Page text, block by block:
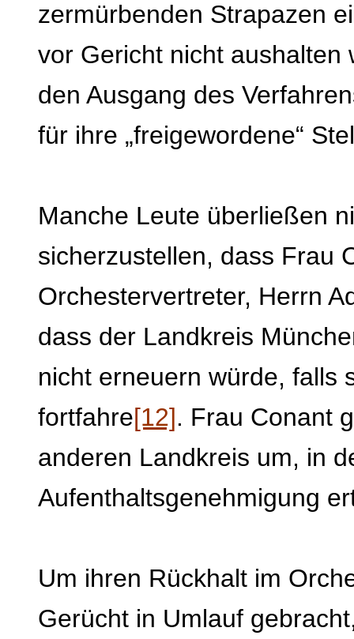
zermürbenden Strapazen
vor Gericht nicht aushalten
den Ausgang des
für ihre „freigewordene“
Manche Leute überließen
sicherzustellen, dass Frau
Orchestervertreter, Herrn
dass der Landkreis
nicht erneuern würde, falls
fortfahre[12]. Frau Conant
anderen Landkreis um, in
Aufenthaltsgenehmigung
Um ihren Rückhalt im
Gerücht in Umlauf